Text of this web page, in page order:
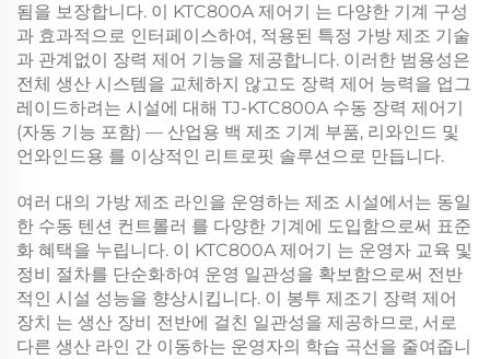
됨을 보장합니다. 이 KTC800A 제어기 는 다양한 기계 구성
과 효과적으로 인터페이스하여, 적용된 특정 가방 제조 기술
과 관계없이 장력 제어 기능을 제공합니다. 이러한 범용성은
전체 생산 시스템을 교체하지 않고도 장력 제어 능력을 업그
레이드하려는 시설에 대해 TJ-KTC800A 수동 장력 제어기
(자동 기능 포함) — 산업용 백 제조 기계 부품, 리와인드 및
언와인드용 를 이상적인 리트로핏 솔루션으로 만듭니다.
여러 대의 가방 제조 라인을 운영하는 제조 시설에서는 동일
한 수동 텐션 컨트롤러 를 다양한 기계에 도입함으로써 표준
화 혜택을 누립니다. 이 KTC800A 제어기 는 운영자 교육 및
정비 절차를 단순화하여 운영 일관성을 확보함으로써 전반
적인 시설 성능을 향상시킵니다. 이 봉투 제조기 장력 제어
장치 는 생산 장비 전반에 걸친 일관성을 제공하므로, 서로
다른 생산 라인 간 이동하는 운영자의 학습 곡선을 줄여줍니